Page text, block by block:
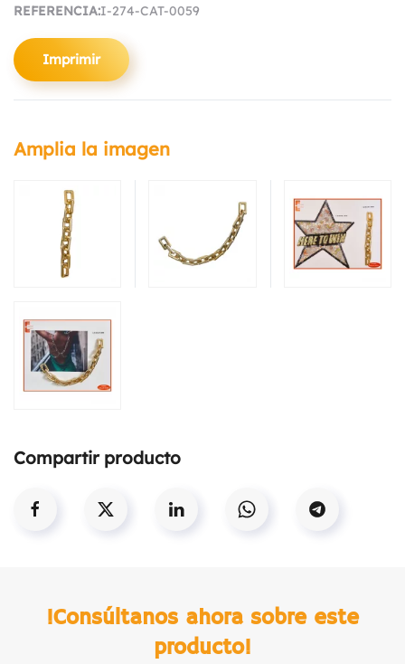
REFERENCIA:I-274-CAT-0059
Imprimir
Amplia la imagen
Compartir producto
!Consúltanos ahora sobre este
producto!